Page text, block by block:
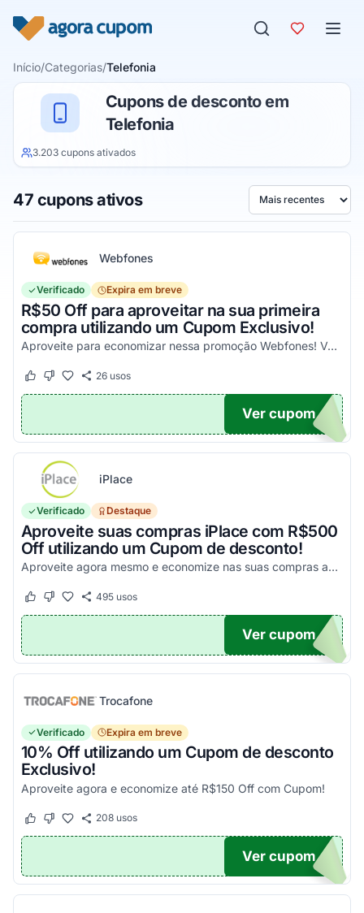
Início/Categorias/Telefonia
Cupons de desconto em
Telefonia
3.203 cupons ativados
47 cupons ativos Ordenar por
Webfones
Verificado Expira em breve
R$50 Off para aproveitar na sua primeira
compra utilizando um Cupom Exclusivo!
Aproveite para economizar nessa promoção Webfones! Válido em compras de valor acima de R$750!
Este cupom funcionou
Este cupom não funcionou
26usos
UPOM
Ver cupom
iPlace
Verificado Destaque
Aproveite suas compras iPlace com R$500
Off utilizando um Cupom de desconto!
Aproveite agora mesmo e economize nas suas compras acima de R$7.199,99!
Este cupom funcionou
Este cupom não funcionou
495usos
500
Ver cupom
Trocafone
Verificado Expira em breve
10% Off utilizando um Cupom de desconto
Exclusivo!
Aproveite agora e economize até R$150 Off com Cupom!
Este cupom funcionou
Este cupom não funcionou
208usos
OM10
Ver cupom